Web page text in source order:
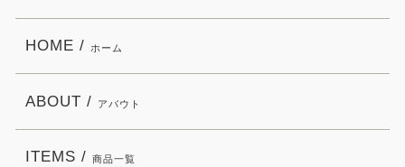
HOME / ホーム
ABOUT / アバウト
ITEMS / 商品一覧